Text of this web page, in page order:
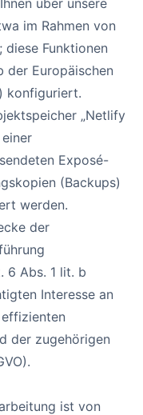
über unsere
im Rahmen von
Funktionen
der Europäischen
konfiguriert.
„Netlify
Exposé-
(Backups)
werden.
der
6 Abs. 1 lit. b
Interesse an
der zugehörigen
ist von